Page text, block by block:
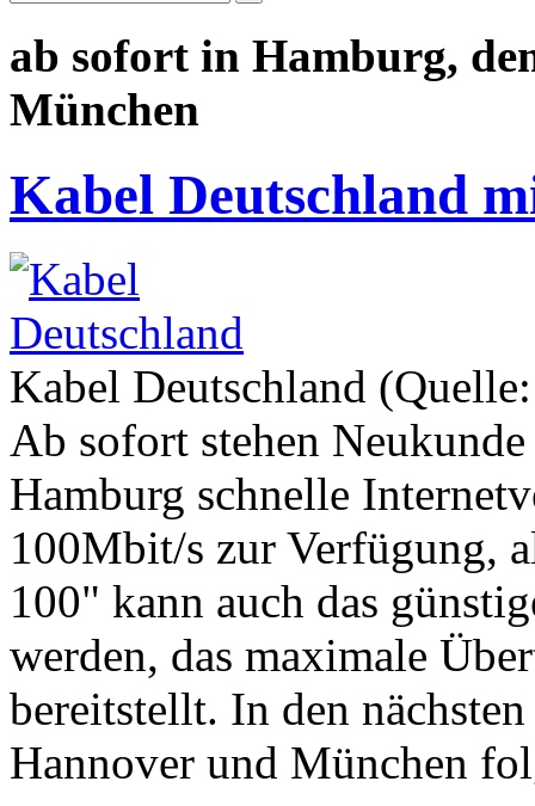
ab sofort in Hamburg,
München
Kabel Deutschland
Kabel Deutschland
Ab sofort stehen
Hamburg schnelle
100Mbit/s zur Verfügung,
100" kann auch das
werden, das maximale
bereitstellt. In den
Hannover und München